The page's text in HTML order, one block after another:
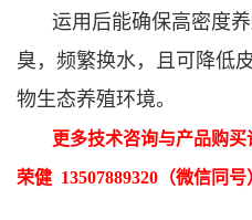
运用后能确保高密度
臭，频繁换水，且可降低
物生态养殖环境。
更多技术咨询与产品购买
荣健 13507889320 （微信同号